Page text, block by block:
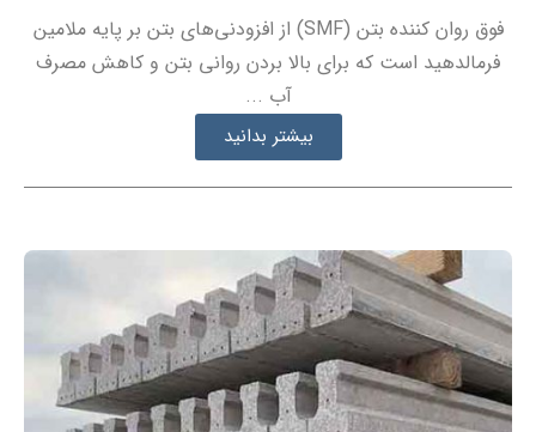
فوق روان کننده بتن (SMF) از افزودنی‌های بتن بر پایه ملامین
فرمالدهید است که برای بالا بردن روانی بتن و کاهش مصرف
آب ...
بیشتر بدانید